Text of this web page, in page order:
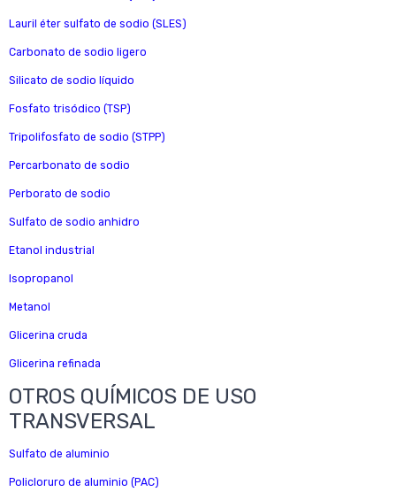
Lauril éter sulfato de sodio (SLES)
Carbonato de sodio ligero
Silicato de sodio líquido
Fosfato trisódico (TSP)
Tripolifosfato de sodio (STPP)
Percarbonato de sodio
Perborato de sodio
Sulfato de sodio anhidro
Etanol industrial
Isopropanol
Metanol
Glicerina cruda
Glicerina refinada
OTROS QUÍMICOS DE USO
TRANSVERSAL
Sulfato de aluminio
Policloruro de aluminio (PAC)